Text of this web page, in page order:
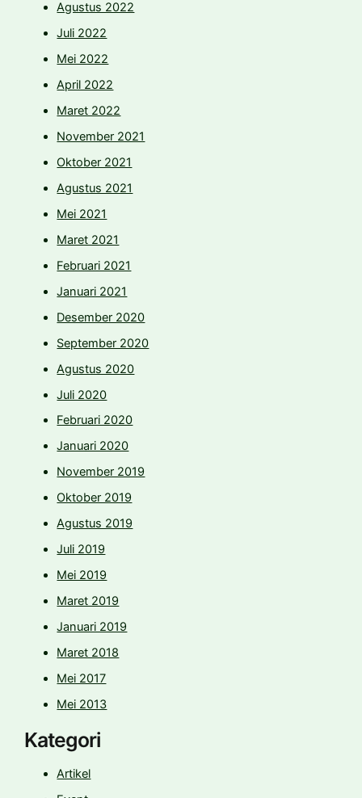
Agustus 2022
Juli 2022
Mei 2022
April 2022
Maret 2022
November 2021
Oktober 2021
Agustus 2021
Mei 2021
Maret 2021
Februari 2021
Januari 2021
Desember 2020
September 2020
Agustus 2020
Juli 2020
Februari 2020
Januari 2020
November 2019
Oktober 2019
Agustus 2019
Juli 2019
Mei 2019
Maret 2019
Januari 2019
Maret 2018
Mei 2017
Mei 2013
Kategori
Artikel